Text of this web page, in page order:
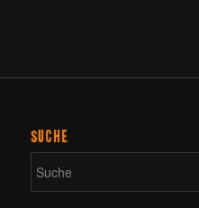
SUCHE